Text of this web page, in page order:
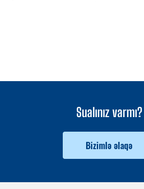
Sualınız varmı?
Bizimlə əlaqə